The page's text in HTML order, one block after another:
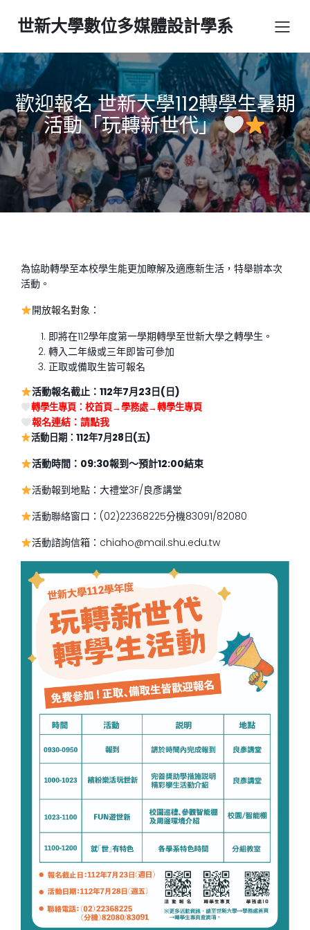
世新大學數位多媒體設計學系
歡迎報名 世新大學112轉學生暑期
活動「玩轉新世代」
為協助轉學至本校學生能更加瞭解及適應新生活，特舉辦本次
活動。
開放報名對象：
即將在112學年度第一學期轉學至世新大學之轉學生。
轉入二年級或三年即皆可參加
正取或備取生皆可報名
活動報名截止：112年7月23日(日)
轉學生專頁：校首頁→學務處→轉學生專頁
報名連結： 請點我
活動日期：112年7月28日(五)
活動時間：09:30報到～預計12:00結束
活動報到地點：大禮堂3F/良彥講堂
活動聯絡窗口：(02)22368225分機83091/82080
活動諮詢信箱：chiaho@mail.shu.edu.tw